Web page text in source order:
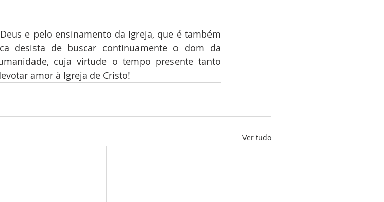
e pelo ensinamento da Igreja, que é também
desista de buscar continuamente o dom da
cuja virtude o tempo presente tanto
amor à Igreja de Cristo!
Ver tudo